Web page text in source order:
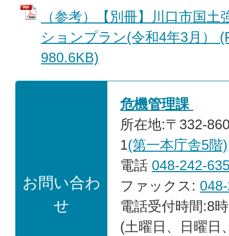
（参考）【別冊】川口市国
ションプラン(令和4年3月）
980.6KB)
お問い合わ
せ
危機管理課
所在地:〒332-
1(第一本庁舎5階)
電話 048-242-
ファックス:
電話受付時間:8
(土曜日、日曜日